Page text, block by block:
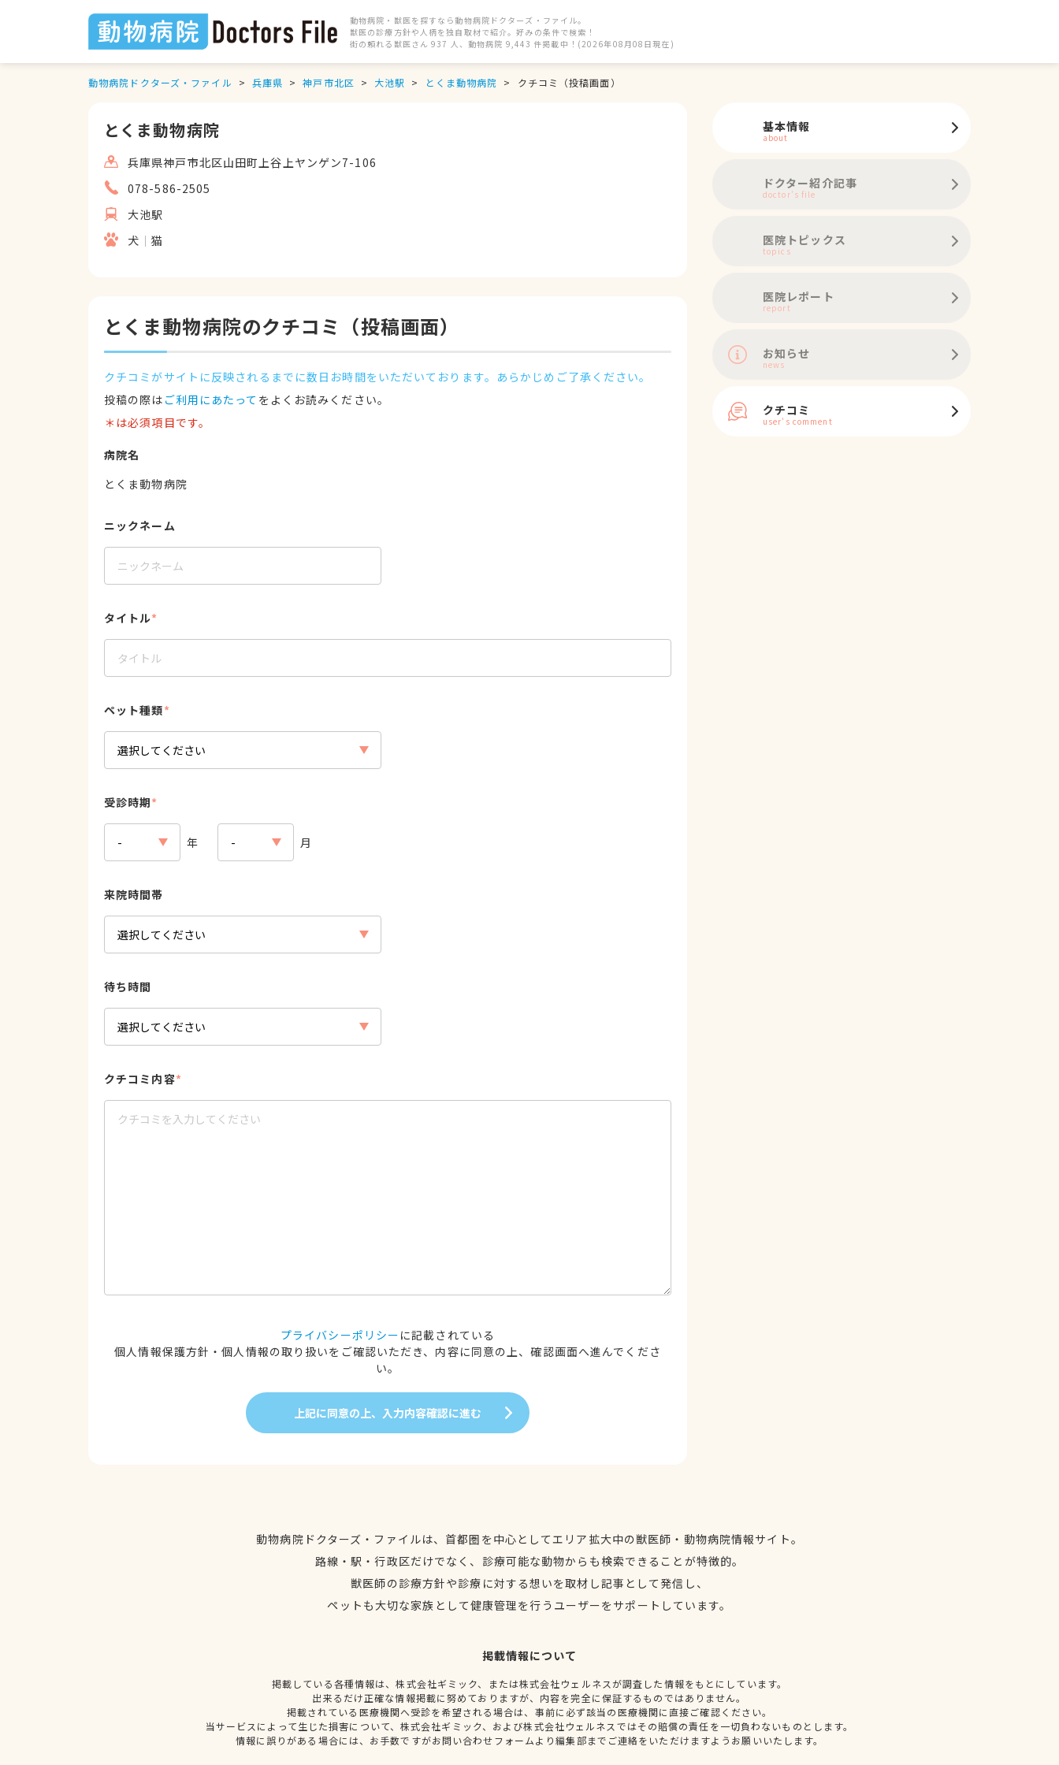
動物病院・獣医を探すなら動物病院ドクターズ・ファイル。
獣医の診療方針や人柄を独自取材で紹介。好みの条件で検索！
街の頼れる獣医さん 937 人、動物病院 9,443 件掲載中！(2026年08月08日現在)
動物病院ドクターズ・ファイル 兵庫県 神戸市北区 大池駅 とくま動物病院 クチコミ（投稿画面）
とくま動物病院
兵庫県神戸市北区山田町上谷上ヤンゲン7-106
078-586-2505
大池駅
犬
猫
とくま動物病院のクチコミ（投稿画面）
クチコミがサイトに反映されるまでに数日お時間をいただいております。あらかじめご了承ください。
投稿の際は ご利用にあたって をよくお読みください。
＊は必須項目です。
病院名
とくま動物病院
ニックネーム
タイトル*
ペット種類*
受診時期*
年 月
来院時間帯
待ち時間
クチコミ内容*
プライバシーポリシー に記載されている
個人情報保護方針・個人情報の取り扱いをご確認いただき、内容に同意の上、確認画面へ進んでくださ
い。
上記に同意の上、入力内容確認に進む
基本情報
about
ドクター紹介記事
doctor's file
医院トピックス
topics
医院レポート
report
お知らせ
news
クチコミ
user's comment
動物病院ドクターズ・ファイルは、首都圏を中心としてエリア拡大中の獣医師・動物病院情報サイト。
路線・駅・行政区だけでなく、診療可能な動物からも検索できることが特徴的。
獣医師の診療方針や診療に対する想いを取材し記事として発信し、
ペットも大切な家族として健康管理を行うユーザーをサポートしています。
掲載情報について
掲載している各種情報は、株式会社ギミック、または株式会社ウェルネスが調査した情報をもとにしています。
出来るだけ正確な情報掲載に努めておりますが、内容を完全に保証するものではありません。
掲載されている医療機関へ受診を希望される場合は、事前に必ず該当の医療機関に直接ご確認ください。
当サービスによって生じた損害について、株式会社ギミック、および株式会社ウェルネスではその賠償の責任を一切負わないものとします。
情報に誤りがある場合には、お手数ですがお問い合わせフォームより編集部までご連絡をいただけますようお願いいたします。